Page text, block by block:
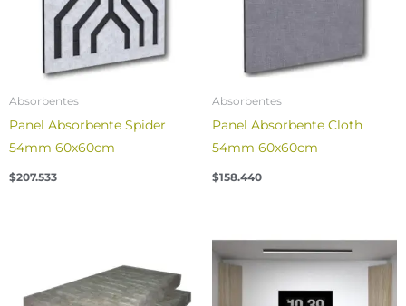
Absorbentes
Panel Absorbente Spider
54mm 60x60cm
$207.533
Absorbentes
Panel Absorbente Cloth
54mm 60x60cm
$158.440
through
$40.699